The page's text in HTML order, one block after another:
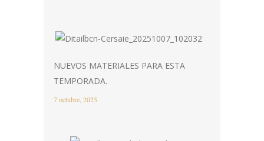
NUEVOS MATERIALES PARA ESTA
TEMPORADA.
7 octubre, 2025